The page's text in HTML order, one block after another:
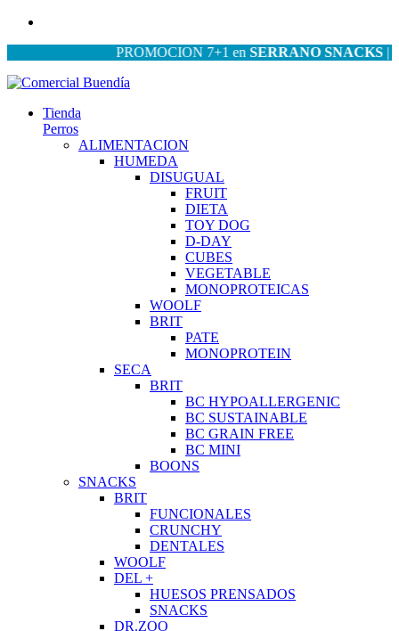
PROMOCION 7+1 enSERRANO SNACKS|
Tienda
Perros
ALIMENTACION
HUMEDA
DISUGUAL
FRUIT
DIETA
TOY DOG
D-DAY
CUBES
VEGETABLE
MONOPROTEICAS
WOOLF
BRIT
PATE
MONOPROTEIN
SECA
BRIT
BC HYPOALLERGENIC
BC SUSTAINABLE
BC GRAIN FREE
BC MINI
BOONS
SNACKS
BRIT
FUNCIONALES
CRUNCHY
DENTALES
WOOLF
DEL +
HUESOS PRENSADOS
SNACKS
DR.ZOO